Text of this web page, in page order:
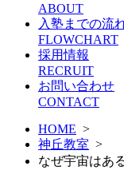
ABOUT
入塾までの流
FLOWCHART
採用情報
RECRUIT
お問い合わせ
CONTACT
HOME >
神丘教室 >
なぜ宇宙はあ